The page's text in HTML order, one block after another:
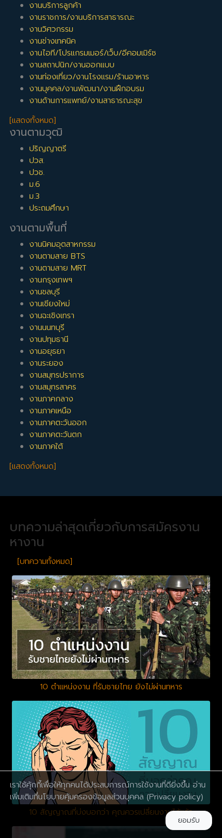
เราใช้คุ้กกี้เพื่อให้ทุกคนได้ประสบการณ์การใช้งานที่ดียิ่งขึ้น อ่าน
เพิ่มเติมที่นโยบายคุ้มครองข้อมูลส่วนบุคคล(Privacy policy)
ยอมรับ
งานบริการลูกค้า
งานราชการ/งานบริการสาธารณะ
งานวิศวกรรม
งานช่างเทคนิค
งานไอที/โปรแกรมเมอร์/เว็บ/อีคอมเมิร์ซ
งานสถาปนิก/งานออกแบบ
งานท่องเที่ยว/งานโรงแรม/ร้านอาหาร
งานบุคคล/งานพัฒนา/งานฝึกอบรม
งานด้านการแพทย์/งานสาธารณะสุข
[แสดงทั้งหมด]
งานตามวุฒิ
ปริญญาตรี
ปวส.
ปวช.
ม.6
ม.3
ประถมศึกษา
งานตามพื้นที่
งานนิคมอุตสาหกรรม
งานตามสาย BTS
งานตามสาย MRT
งานกรุงเทพฯ
งานชลบุรี
งานเชียงใหม่
งานฉะเชิงเทรา
งานนนทบุรี
งานปทุมธานี
งานอยุธยา
งานระยอง
งานสมุทรปราการ
งานสมุทรสาคร
งานภาคกลาง
งานภาคเหนือ
งานภาคตะวันออก
งานภาคตะวันตก
งานภาคใต้
[แสดงทั้งหมด]
บทความล่าสุดเกี่ยวกับการสมัครงาน
หางาน
[บทความทั้งหมด]
10 ตำแหน่งงาน ที่รับชายไทย ยังไม่ผ่านทหาร
10 สัญญาณที่บ่งบอกว่า คุณควรเปลี่ยนงานได้แล้ว